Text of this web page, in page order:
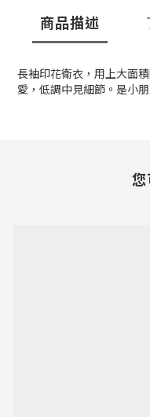
商品描述
長袖印花衛衣，用上大面
愛，低調中見細節。是小